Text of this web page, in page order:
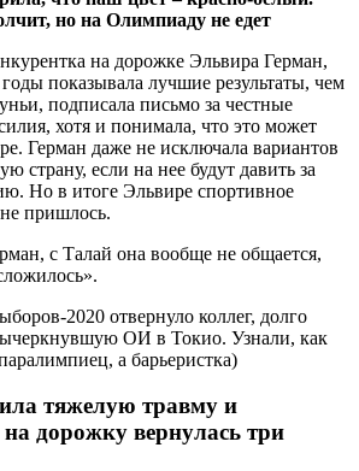
но на Олимпиаду не едет
на дорожке Эльвира Герман,
показывала лучшие результаты, чем
подписала письмо за честные
хотя и понимала, что это может
Герман даже не исключала вариантов
страну, если на нее будут давить за
Но в итоге Эльвире спортивное
пришлось.
с Талай она вообще не общается,
тяжелую травму и
дорожку вернулась три